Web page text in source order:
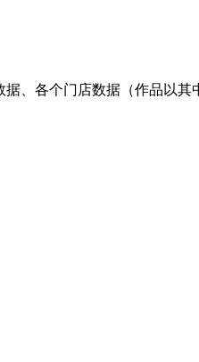
、各个门店数据（作品以